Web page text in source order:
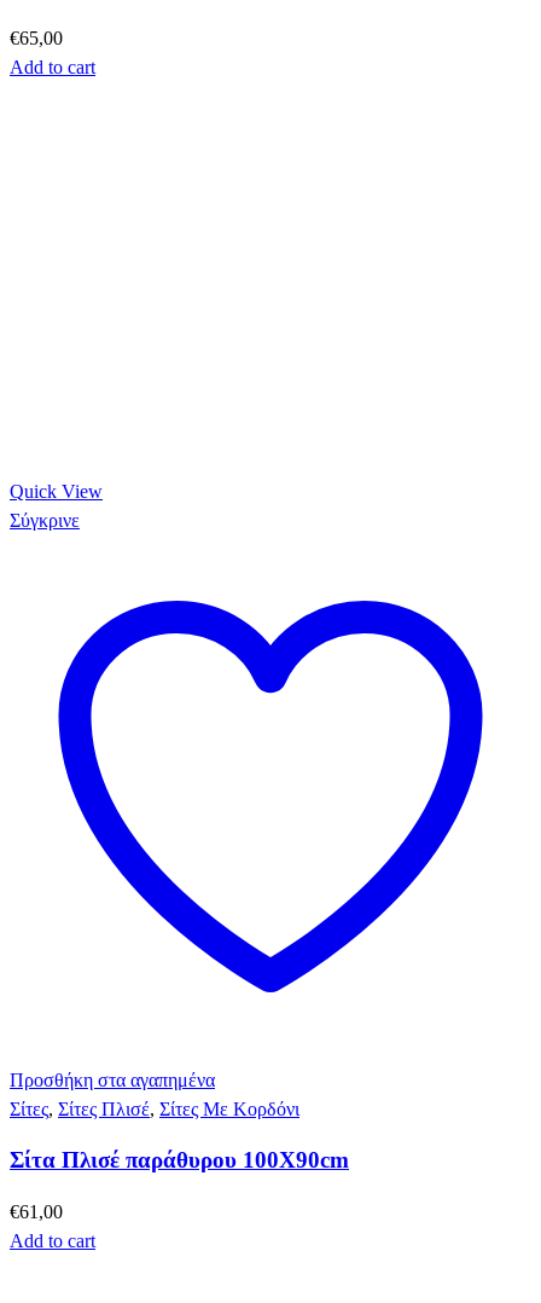
€65,00
Add to cart
Quick View
Σύγκρινε
Προσθήκη στα αγαπημένα
Σίτες, Σίτες Πλισέ, Σίτες Με Κορδόνι
Σίτα Πλισέ παράθυρου 100Χ90cm
€61,00
Add to cart